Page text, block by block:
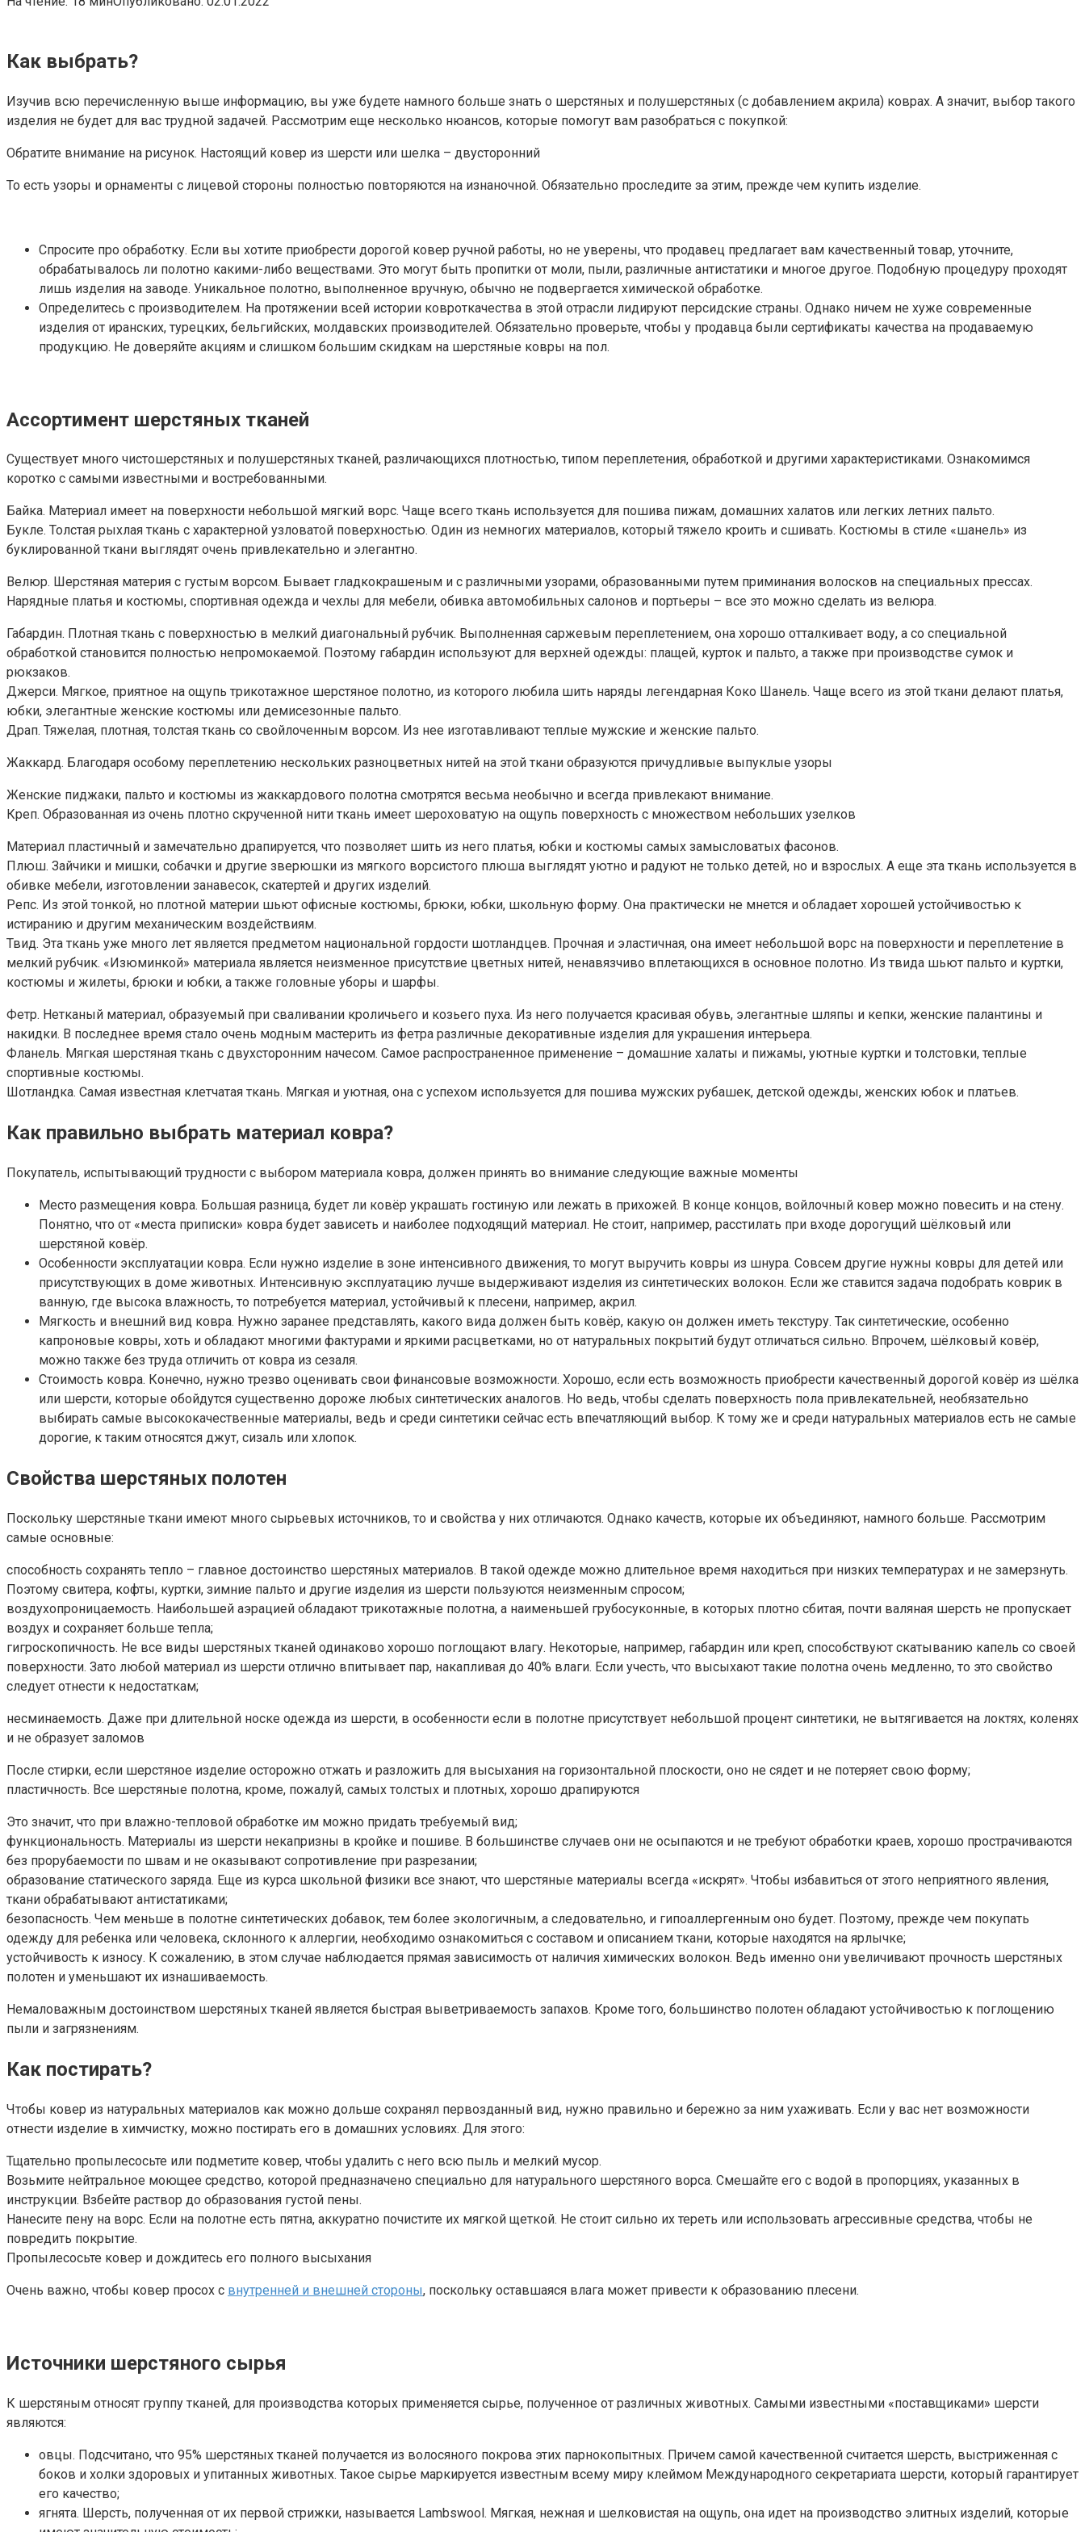
Как выбрать?
Изучив всю перечисленную выше информацию, вы уже будете намного больше знать о шерстяных и полушерстяных (с добавлением акрила) коврах. А значит, выбор такого
изделия не будет для вас трудной задачей. Рассмотрим еще несколько нюансов, которые помогут вам разобраться с покупкой:
Обратите внимание на рисунок. Настоящий ковер из шерсти или шелка – двусторонний
То есть узоры и орнаменты с лицевой стороны полностью повторяются на изнаночной. Обязательно проследите за этим, прежде чем купить изделие.
Спросите про обработку. Если вы хотите приобрести дорогой ковер ручной работы, но не уверены, что продавец предлагает вам качественный товар, уточните,
обрабатывалось ли полотно какими-либо веществами. Это могут быть пропитки от моли, пыли, различные антистатики и многое другое. Подобную процедуру проходят
лишь изделия на заводе. Уникальное полотно, выполненное вручную, обычно не подвергается химической обработке.
Определитесь с производителем. На протяжении всей истории ковроткачества в этой отрасли лидируют персидские страны. Однако ничем не хуже современные
изделия от иранских, турецких, бельгийских, молдавских производителей. Обязательно проверьте, чтобы у продавца были сертификаты качества на продаваемую
продукцию. Не доверяйте акциям и слишком большим скидкам на шерстяные ковры на пол.
Ассортимент шерстяных тканей
Существует много чистошерстяных и полушерстяных тканей, различающихся плотностью, типом переплетения, обработкой и другими характеристиками. Ознакомимся
коротко с самыми известными и востребованными.
Байка. Материал имеет на поверхности небольшой мягкий ворс. Чаще всего ткань используется для пошива пижам, домашних халатов или легких летних пальто.
Букле. Толстая рыхлая ткань с характерной узловатой поверхностью. Один из немногих материалов, который тяжело кроить и сшивать. Костюмы в стиле «шанель» из
буклированной ткани выглядят очень привлекательно и элегантно.
Велюр. Шерстяная материя с густым ворсом. Бывает гладкокрашеным и с различными узорами, образованными путем приминания волосков на специальных прессах.
Нарядные платья и костюмы, спортивная одежда и чехлы для мебели, обивка автомобильных салонов и портьеры – все это можно сделать из велюра.
Габардин. Плотная ткань с поверхностью в мелкий диагональный рубчик. Выполненная саржевым переплетением, она хорошо отталкивает воду, а со специальной
обработкой становится полностью непромокаемой. Поэтому габардин используют для верхней одежды: плащей, курток и пальто, а также при производстве сумок и
рюкзаков.
Джерси. Мягкое, приятное на ощупь трикотажное шерстяное полотно, из которого любила шить наряды легендарная Коко Шанель. Чаще всего из этой ткани делают платья,
юбки, элегантные женские костюмы или демисезонные пальто.
Драп. Тяжелая, плотная, толстая ткань со свойлоченным ворсом. Из нее изготавливают теплые мужские и женские пальто.
Жаккард. Благодаря особому переплетению нескольких разноцветных нитей на этой ткани образуются причудливые выпуклые узоры
Женские пиджаки, пальто и костюмы из жаккардового полотна смотрятся весьма необычно и всегда привлекают внимание.
Креп. Образованная из очень плотно скрученной нити ткань имеет шероховатую на ощупь поверхность с множеством небольших узелков
Материал пластичный и замечательно драпируется, что позволяет шить из него платья, юбки и костюмы самых замысловатых фасонов.
Плюш. Зайчики и мишки, собачки и другие зверюшки из мягкого ворсистого плюша выглядят уютно и радуют не только детей, но и взрослых. А еще эта ткань используется в
обивке мебели, изготовлении занавесок, скатертей и других изделий.
Репс. Из этой тонкой, но плотной материи шьют офисные костюмы, брюки, юбки, школьную форму. Она практически не мнется и обладает хорошей устойчивостью к
истиранию и другим механическим воздействиям.
Твид. Эта ткань уже много лет является предметом национальной гордости шотландцев. Прочная и эластичная, она имеет небольшой ворс на поверхности и переплетение в
мелкий рубчик. «Изюминкой» материала является неизменное присутствие цветных нитей, ненавязчиво вплетающихся в основное полотно. Из твида шьют пальто и куртки,
костюмы и жилеты, брюки и юбки, а также головные уборы и шарфы.
Фетр. Нетканый материал, образуемый при сваливании кроличьего и козьего пуха. Из него получается красивая обувь, элегантные шляпы и кепки, женские палантины и
накидки. В последнее время стало очень модным мастерить из фетра различные декоративные изделия для украшения интерьера.
Фланель. Мягкая шерстяная ткань с двухсторонним начесом. Самое распространенное применение – домашние халаты и пижамы, уютные куртки и толстовки, теплые
спортивные костюмы.
Шотландка. Самая известная клетчатая ткань. Мягкая и уютная, она с успехом используется для пошива мужских рубашек, детской одежды, женских юбок и платьев.
Как правильно выбрать материал ковра?
Покупатель, испытывающий трудности с выбором материала ковра, должен принять во внимание следующие важные моменты
Место размещения ковра. Большая разница, будет ли ковёр украшать гостиную или лежать в прихожей. В конце концов, войлочный ковер можно повесить и на стену.
Понятно, что от «места приписки» ковра будет зависеть и наиболее подходящий материал. Не стоит, например, расстилать при входе дорогущий шёлковый или
шерстяной ковёр.
Особенности эксплуатации ковра. Если нужно изделие в зоне интенсивного движения, то могут выручить ковры из шнура. Совсем другие нужны ковры для детей или
присутствующих в доме животных. Интенсивную эксплуатацию лучше выдерживают изделия из синтетических волокон. Если же ставится задача подобрать коврик в
ванную, где высока влажность, то потребуется материал, устойчивый к плесени, например, акрил.
Мягкость и внешний вид ковра. Нужно заранее представлять, какого вида должен быть ковёр, какую он должен иметь текстуру. Так синтетические, особенно
капроновые ковры, хоть и обладают многими фактурами и яркими расцветками, но от натуральных покрытий будут отличаться сильно. Впрочем, шёлковый ковёр,
можно также без труда отличить от ковра из сезаля.
Стоимость ковра. Конечно, нужно трезво оценивать свои финансовые возможности. Хорошо, если есть возможность приобрести качественный дорогой ковёр из шёлка
или шерсти, которые обойдутся существенно дороже любых синтетических аналогов. Но ведь, чтобы сделать поверхность пола привлекательней, необязательно
выбирать самые высококачественные материалы, ведь и среди синтетики сейчас есть впечатляющий выбор. К тому же и среди натуральных материалов есть не самые
дорогие, к таким относятся джут, сизаль или хлопок.
Свойства шерстяных полотен
Поскольку шерстяные ткани имеют много сырьевых источников, то и свойства у них отличаются. Однако качеств, которые их объединяют, намного больше. Рассмотрим
самые основные:
способность сохранять тепло – главное достоинство шерстяных материалов. В такой одежде можно длительное время находиться при низких температурах и не замерзнуть.
Поэтому свитера, кофты, куртки, зимние пальто и другие изделия из шерсти пользуются неизменным спросом;
воздухопроницаемость. Наибольшей аэрацией обладают трикотажные полотна, а наименьшей грубосуконные, в которых плотно сбитая, почти валяная шерсть не пропускает
воздух и сохраняет больше тепла;
гигроскопичность. Не все виды шерстяных тканей одинаково хорошо поглощают влагу. Некоторые, например, габардин или креп, способствуют скатыванию капель со своей
поверхности. Зато любой материал из шерсти отлично впитывает пар, накапливая до 40% влаги. Если учесть, что высыхают такие полотна очень медленно, то это свойство
следует отнести к недостаткам;
несминаемость. Даже при длительной носке одежда из шерсти, в особенности если в полотне присутствует небольшой процент синтетики, не вытягивается на локтях, коленях
и не образует заломов
После стирки, если шерстяное изделие осторожно отжать и разложить для высыхания на горизонтальной плоскости, оно не сядет и не потеряет свою форму;
пластичность. Все шерстяные полотна, кроме, пожалуй, самых толстых и плотных, хорошо драпируются
Это значит, что при влажно-тепловой обработке им можно придать требуемый вид;
функциональность. Материалы из шерсти некапризны в кройке и пошиве. В большинстве случаев они не осыпаются и не требуют обработки краев, хорошо прострачиваются
без прорубаемости по швам и не оказывают сопротивление при разрезании;
образование статического заряда. Еще из курса школьной физики все знают, что шерстяные материалы всегда «искрят». Чтобы избавиться от этого неприятного явления,
ткани обрабатывают антистатиками;
безопасность. Чем меньше в полотне синтетических добавок, тем более экологичным, а следовательно, и гипоаллергенным оно будет. Поэтому, прежде чем покупать
одежду для ребенка или человека, склонного к аллергии, необходимо ознакомиться с составом и описанием ткани, которые находятся на ярлычке;
устойчивость к износу. К сожалению, в этом случае наблюдается прямая зависимость от наличия химических волокон. Ведь именно они увеличивают прочность шерстяных
полотен и уменьшают их изнашиваемость.
Немаловажным достоинством шерстяных тканей является быстрая выветриваемость запахов. Кроме того, большинство полотен обладают устойчивостью к поглощению
пыли и загрязнениям.
Как постирать?
Чтобы ковер из натуральных материалов как можно дольше сохранял первозданный вид, нужно правильно и бережно за ним ухаживать. Если у вас нет возможности
отнести изделие в химчистку, можно постирать его в домашних условиях. Для этого:
Тщательно пропылесосьте или подметите ковер, чтобы удалить с него всю пыль и мелкий мусор.
Возьмите нейтральное моющее средство, которой предназначено специально для натурального шерстяного ворса. Смешайте его с водой в пропорциях, указанных в
инструкции. Взбейте раствор до образования густой пены.
Нанесите пену на ворс. Если на полотне есть пятна, аккуратно почистите их мягкой щеткой. Не стоит сильно их тереть или использовать агрессивные средства, чтобы не
повредить покрытие.
Пропылесосьте ковер и дождитесь его полного высыхания
Очень важно, чтобы ковер просох с внутренней и внешней стороны, поскольку оставшаяся влага может привести к образованию плесени.
Источники шерстяного сырья
К шерстяным относят группу тканей, для производства которых применяется сырье, полученное от различных животных. Самыми известными «поставщиками» шерсти
являются:
овцы. Подсчитано, что 95% шерстяных тканей получается из волосяного покрова этих парнокопытных. Причем самой качественной считается шерсть, выстриженная с
боков и холки здоровых и упитанных животных. Такое сырье маркируется известным всему миру клеймом Международного секретариата шерсти, который гарантирует
его качество;
ягнята. Шерсть, полученная от их первой стрижки, называется Lambswool. Мягкая, нежная и шелковистая на ощупь, она идет на производство элитных изделий, которые